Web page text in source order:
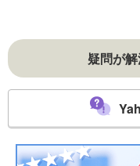
疑問が